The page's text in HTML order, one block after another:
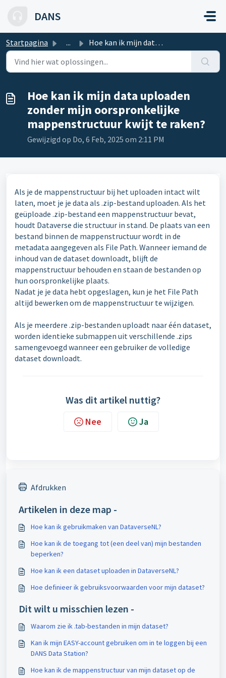
DANS
Startpagina ... Hoe kan ik mijn data uploaden zonder mijn oorspronkelijke...
Hoe kan ik mijn data uploaden
zonder mijn oorspronkelijke
mappenstructuur kwijt te raken?
Gewijzigd op Do, 6 Feb, 2025 om 2:11 PM
Als je de mappenstructuur bij het uploaden intact wilt
laten, moet je je data als .zip-bestand uploaden. Als het
geüploade .zip-bestand een mappenstructuur bevat,
houdt Dataverse die structuur in stand. De plaats van een
bestand binnen de mappenstructuur wordt in de
metadata aangegeven als File Path. Wanneer iemand de
inhoud van de dataset downloadt, blijft de
mappenstructuur behouden en staan de bestanden op
hun oorspronkelijke plaats.
Nadat je je data hebt opgeslagen, kun je het File Path
altijd bewerken om de mappenstructuur te wijzigen.
Als je meerdere .zip-bestanden uploadt naar één dataset,
worden identieke submappen uit verschillende .zips
samengevoegd wanneer een gebruiker de volledige
dataset downloadt.
Was dit artikel nuttig?
Nee Ja
Afdrukken
Artikelen in deze map -
Hoe kan ik gebruikmaken van DataverseNL?
Hoe kan ik de toegang tot (een deel van) mijn bestanden
beperken?
Hoe kan ik een dataset uploaden in DataverseNL?
Hoe definieer ik gebruiksvoorwaarden voor mijn dataset?
Dit wilt u misschien lezen -
Waarom zie ik .tab-bestanden in mijn dataset?
Kan ik mijn EASY-account gebruiken om in te loggen bij een
DANS Data Station?
Hoe kan ik de mappenstructuur van mijn dataset op de